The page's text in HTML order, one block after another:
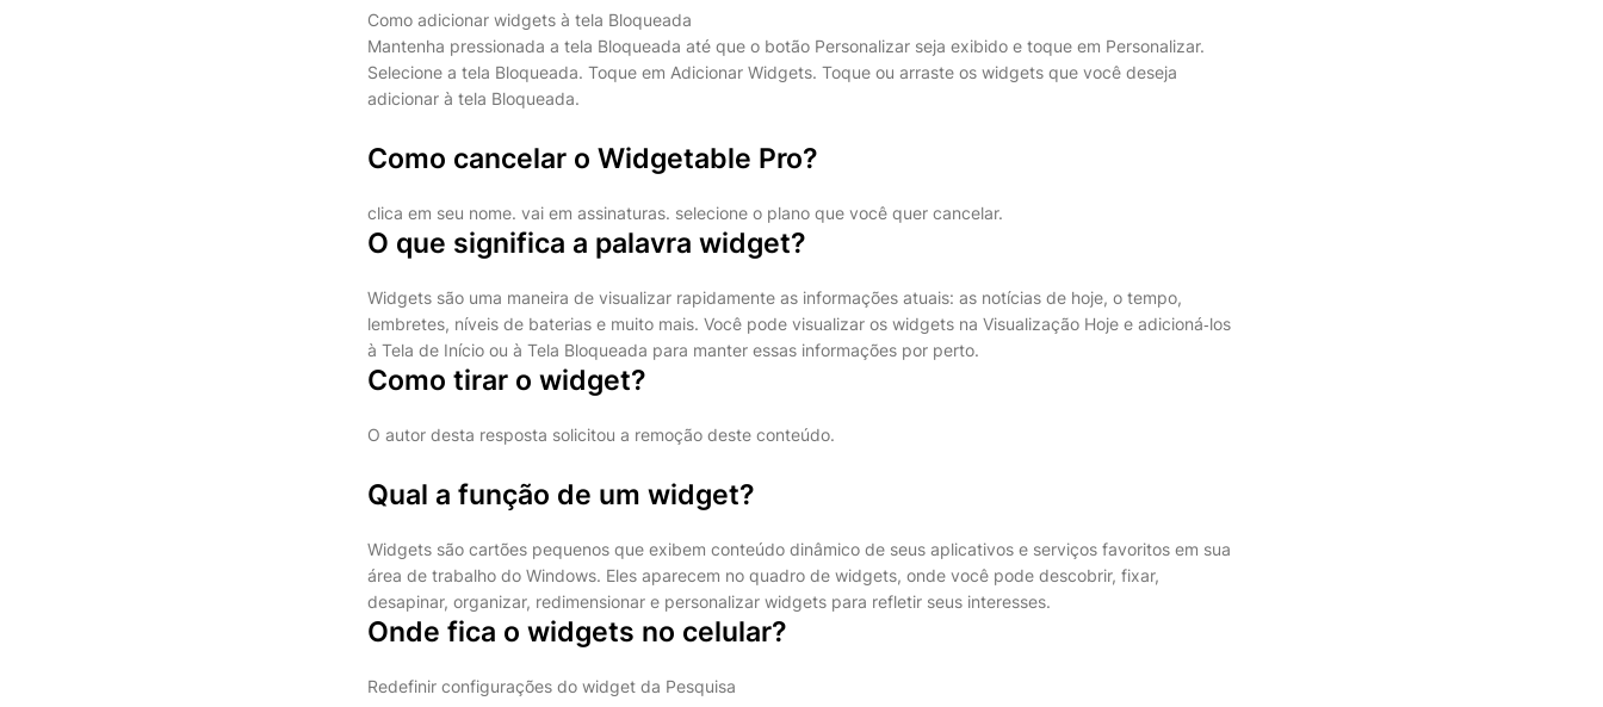
Como adicionar widgets à tela Bloqueada
Mantenha pressionada a tela Bloqueada até que o botão Personalizar seja exibido e toque em Personalizar.
Selecione a tela Bloqueada. Toque em Adicionar Widgets. Toque ou arraste os widgets que você deseja
adicionar à tela Bloqueada.
Como cancelar o Widgetable Pro?
clica em seu nome. vai em assinaturas. selecione o plano que você quer cancelar.
O que significa a palavra widget?
Widgets são uma maneira de visualizar rapidamente as informações atuais: as notícias de hoje, o tempo,
lembretes, níveis de baterias e muito mais. Você pode visualizar os widgets na Visualização Hoje e adicioná‑los
à Tela de Início ou à Tela Bloqueada para manter essas informações por perto.
Como tirar o widget?
O autor desta resposta solicitou a remoção deste conteúdo.
Qual a função de um widget?
Widgets são cartões pequenos que exibem conteúdo dinâmico de seus aplicativos e serviços favoritos em sua
área de trabalho do Windows. Eles aparecem no quadro de widgets, onde você pode descobrir, fixar,
desapinar, organizar, redimensionar e personalizar widgets para refletir seus interesses.
Onde fica o widgets no celular?
Redefinir configurações do widget da Pesquisa